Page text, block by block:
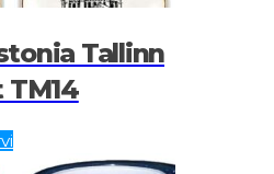
Tallinn